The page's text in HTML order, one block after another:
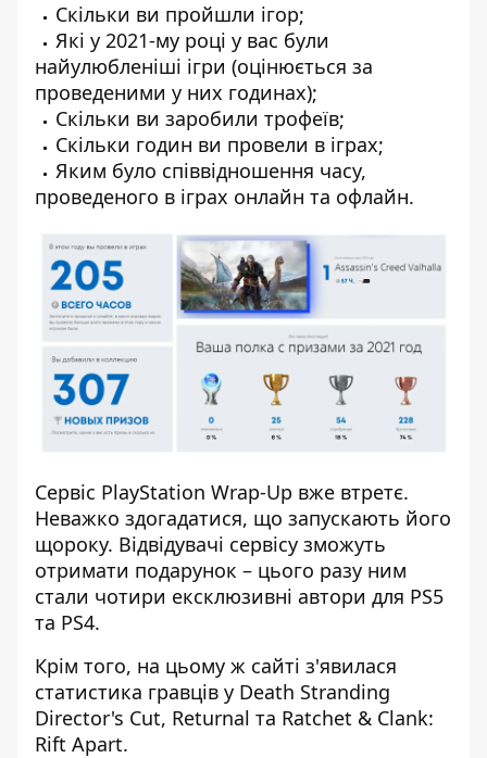
Скільки ви пройшли ігор;
Які у 2021-му році у вас були
найулюбленіші ігри (оцінюється за
проведеними у них годинах);
Скільки ви заробили трофеїв;
Скільки годин ви провели в іграх;
Яким було співвідношення часу,
проведеного в іграх онлайн та офлайн.
Сервіс PlayStation Wrap-Up вже втретє.
Неважко здогадатися, що запускають його
щороку. Відвідувачі сервісу зможуть
отримати подарунок – цього разу ним
стали чотири ексклюзивні автори для PS5
та PS4.
Крім того, на цьому ж сайті з'явилася
статистика гравців у Death Stranding
Director's Cut, Returnal та Ratchet & Clank:
Rift Apart.